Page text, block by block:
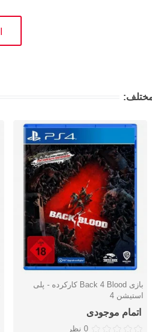
دوست داشتنبازی Back 4 Blood کارکرده - پلی
استیشن 4
اتمام موجودی
0 نظر